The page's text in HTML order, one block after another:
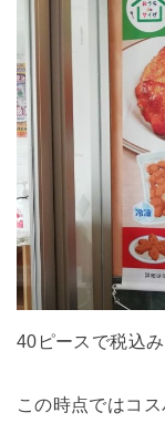
40ピースで税込
この時点ではコ